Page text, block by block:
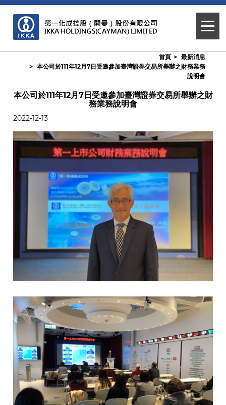
首頁
最新消息
本公司於111年12月7日受邀參加臺灣證券交易所舉辦之財務業務
說明會
本公司於111年12月7日受邀參加臺灣證券交易所舉辦之財
務業務說明會
2022-12-13